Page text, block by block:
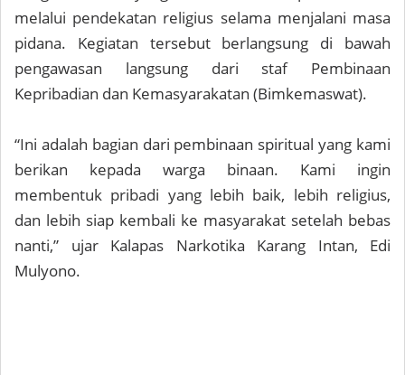
melalui pendekatan religius selama menjalani masa
pidana. Kegiatan tersebut berlangsung di bawah
pengawasan langsung dari staf Pembinaan
Kepribadian dan Kemasyarakatan (Bimkemaswat).
“Ini adalah bagian dari pembinaan spiritual yang kami
berikan kepada warga binaan. Kami ingin
membentuk pribadi yang lebih baik, lebih religius,
dan lebih siap kembali ke masyarakat setelah bebas
nanti,” ujar Kalapas Narkotika Karang Intan, Edi
Mulyono.